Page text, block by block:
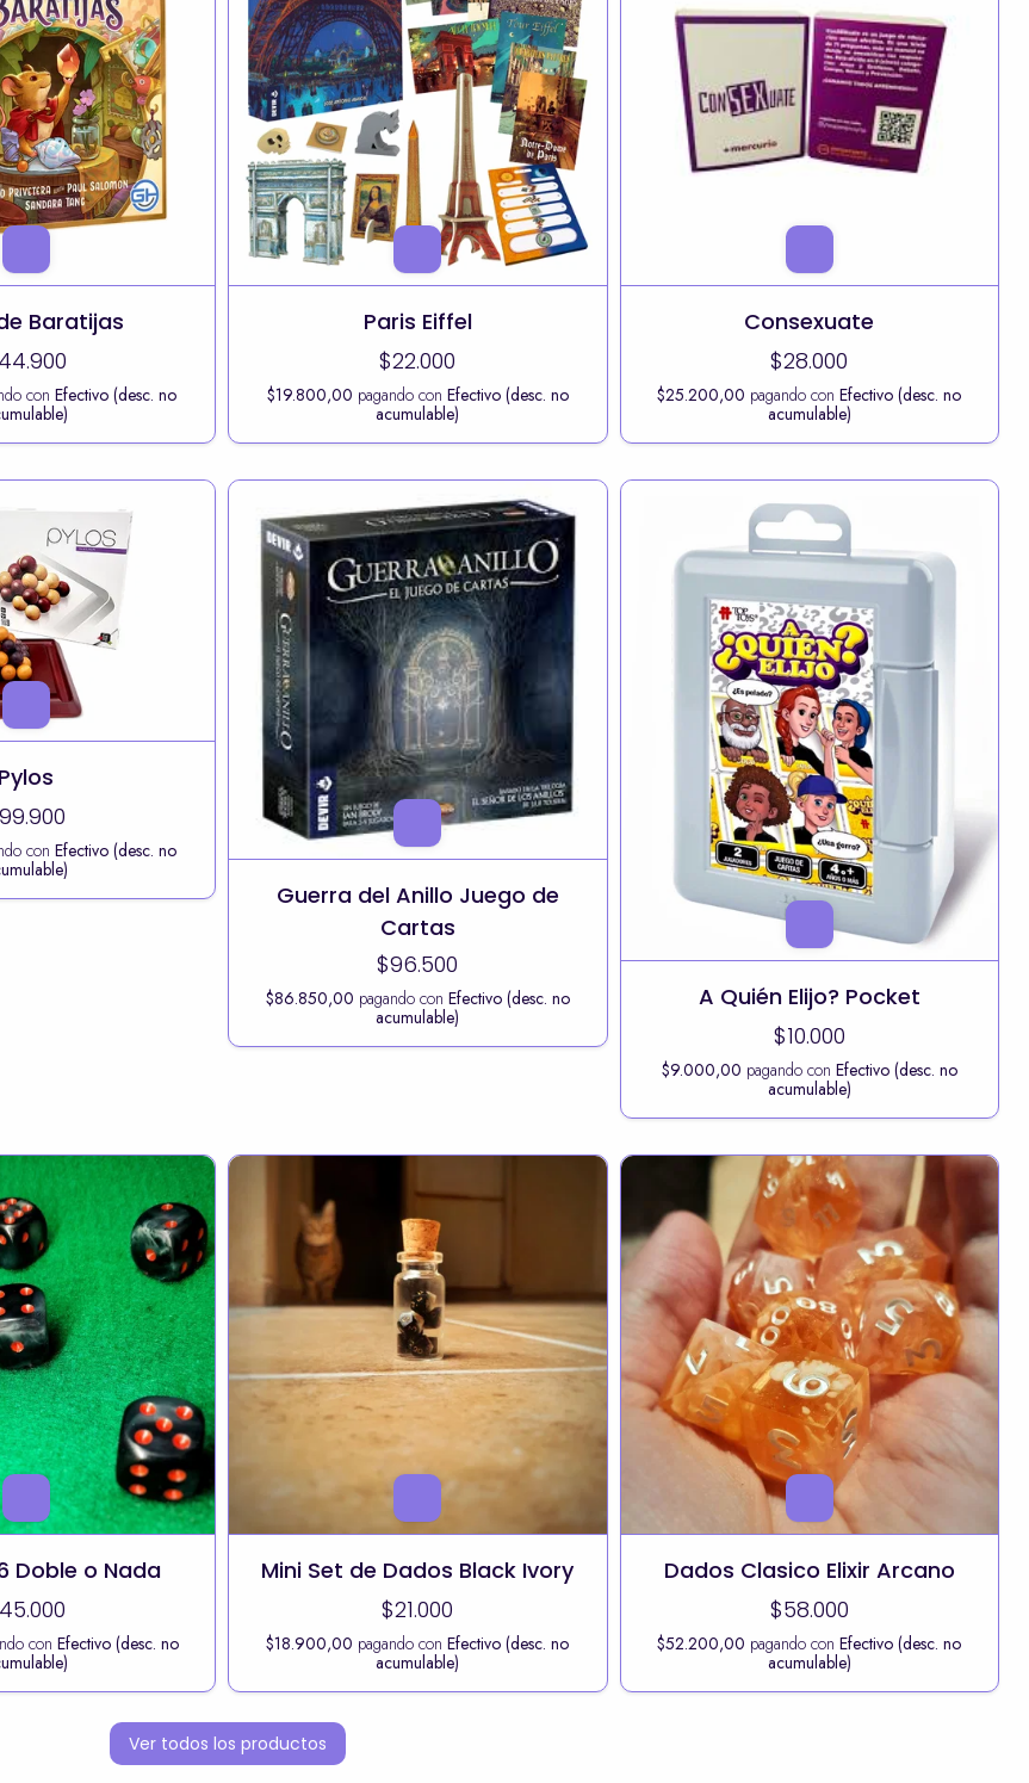
Baratijas
conEfectivo (desc. no
Paris Eiffel
$22.000
$19.800,00 pagando con Efectivo (desc. no
acumulable)
Consexuate
$28.000
$25.200,00 pagando conEfectivo (desc. no
acumulable)
Pylos
conEfectivo (desc. no
Guerra del Anillo Juego de
Cartas
$96.500
$86.850,00 pagando con Efectivo (desc. no
acumulable)
A Quién Elijo? Pocket
$10.000
$9.000,00 pagando con Efectivo (desc. no
acumulable)
Doble o Nada
con Efectivo (desc. no
Mini Set de Dados Black Ivory
$21.000
$18.900,00 pagando conEfectivo (desc. no
acumulable)
Dados Clasico Elixir Arcano
$58.000
$52.200,00 pagando conEfectivo (desc. no
acumulable)
Ver todos los productos